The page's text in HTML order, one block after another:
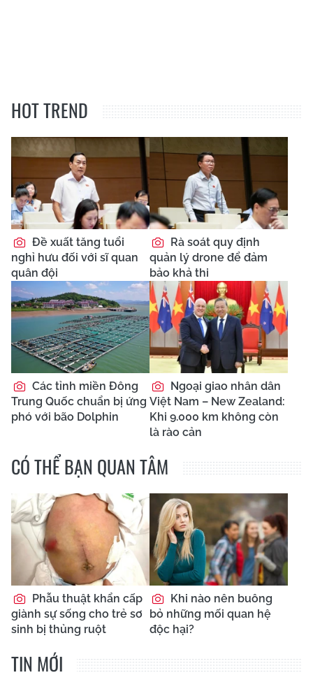
HOT TREND
Đề xuất tăng tuổi
nghỉ hưu đối với sĩ quan
quân đội
Rà soát quy định
quản lý drone để đảm
bảo khả thi
Các tỉnh miền Đông
Trung Quốc chuẩn bị ứng
phó với bão Dolphin
Ngoại giao nhân dân
Việt Nam – New Zealand:
Khi 9.000 km không còn
là rào cản
CÓ THỂ BẠN QUAN TÂM
Phẫu thuật khẩn cấp
giành sự sống cho trẻ sơ
sinh bị thủng ruột
Khi nào nên buông
bỏ những mối quan hệ
độc hại?
TIN MỚI